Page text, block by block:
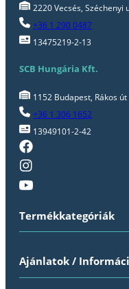
2220 Vecsés, Széchenyi
+36 1 290 0487
13475219-2-13
SCB Hungária Kft.
1152 Budapest, Rákos út
+36 1 306 1652
13949101-2-42
Termékkategóriák
Ajánlatok /